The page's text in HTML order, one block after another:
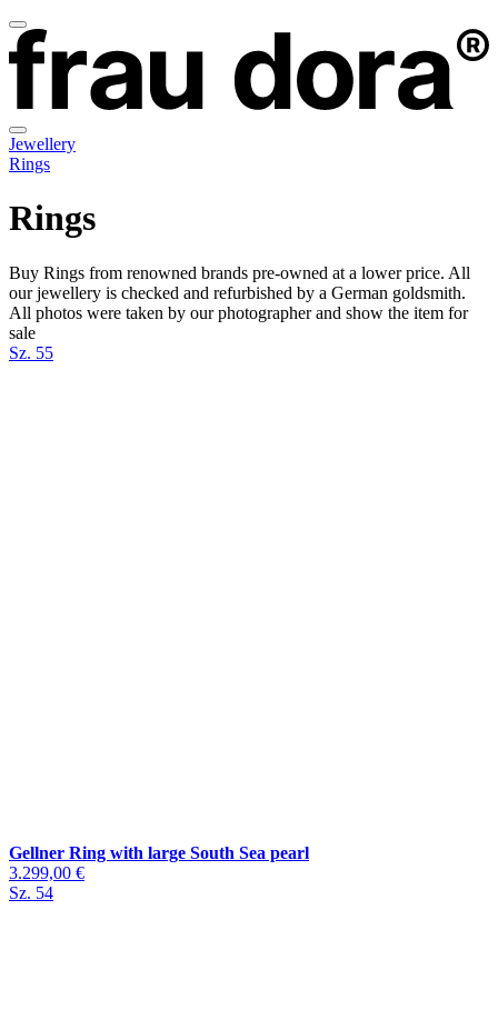
Jewellery
Rings
Rings
Buy Rings from renowned brands pre-owned at a lower price. All
our jewellery is checked and refurbished by a German goldsmith.
All photos were taken by our photographer and show the item for
sale
Sz. 55
Gellner Ring with large South Sea pearl
3.299,00 €
Sz. 54